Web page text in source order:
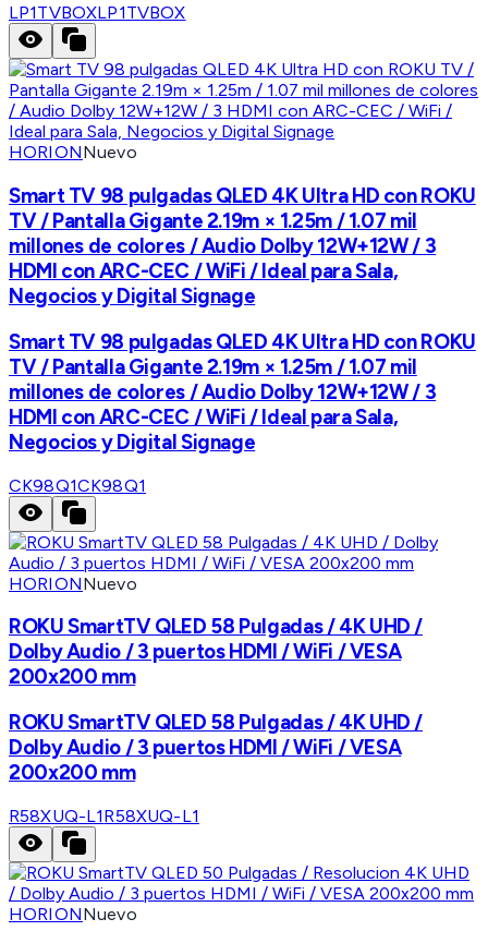
LP1TVBOXLP1TVBOX
HORIONNuevo
Smart TV 98 pulgadas QLED 4K Ultra HD con ROKU
TV / Pantalla Gigante 2.19m × 1.25m / 1.07 mil
millones de colores / Audio Dolby 12W+12W / 3
HDMI con ARC-CEC / WiFi / Ideal para Sala,
Negocios y Digital Signage
Smart TV 98 pulgadas QLED 4K Ultra HD con ROKU
TV / Pantalla Gigante 2.19m × 1.25m / 1.07 mil
millones de colores / Audio Dolby 12W+12W / 3
HDMI con ARC-CEC / WiFi / Ideal para Sala,
Negocios y Digital Signage
CK98Q1CK98Q1
HORIONNuevo
ROKU SmartTV QLED 58 Pulgadas / 4K UHD /
Dolby Audio / 3 puertos HDMI / WiFi / VESA
200x200 mm
ROKU SmartTV QLED 58 Pulgadas / 4K UHD /
Dolby Audio / 3 puertos HDMI / WiFi / VESA
200x200 mm
R58XUQ-L1R58XUQ-L1
HORIONNuevo